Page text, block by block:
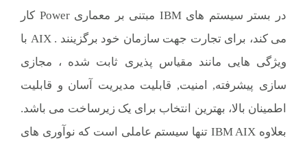
در بستر سيستم های IBM مبتنی بر معماری Power کار
می کند، برای تجارت جهت سازمان خود برگزينند . AIX با
ویژگی هایی مانند مقیاس پذیری ثابت شده ، مجازی
سازی پيشرفته, امنيت, قابليت مديريت آسان و قابليت
اطمينان بالا، بهترین انتخاب برای يک زيرساخت می باشد.
بعلاوه IBM AIX تنها سيستم عاملی است که نوآوری های